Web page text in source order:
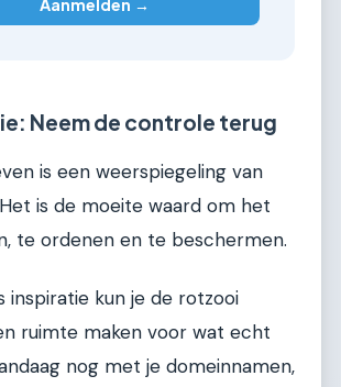
Aanmelden →
Neem de controle terug
is een weerspiegeling van
is de moeite waard om het
te ordenen en te beschermen.
inspiratie kun je de rotzooi
ruimte maken voor wat echt
nog met je domeinnamen,